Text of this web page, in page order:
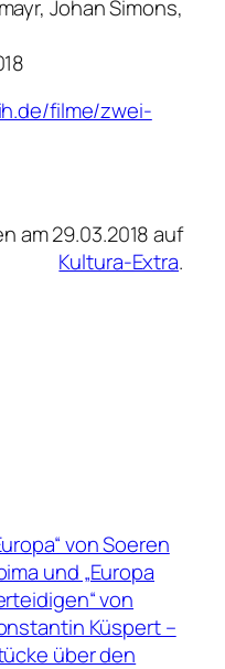
Johan Simons,
filme/zwei-
am 29.03.2018 auf
Kultura-Extra.
von Soeren
und „Europa
von
Küspert –
über den